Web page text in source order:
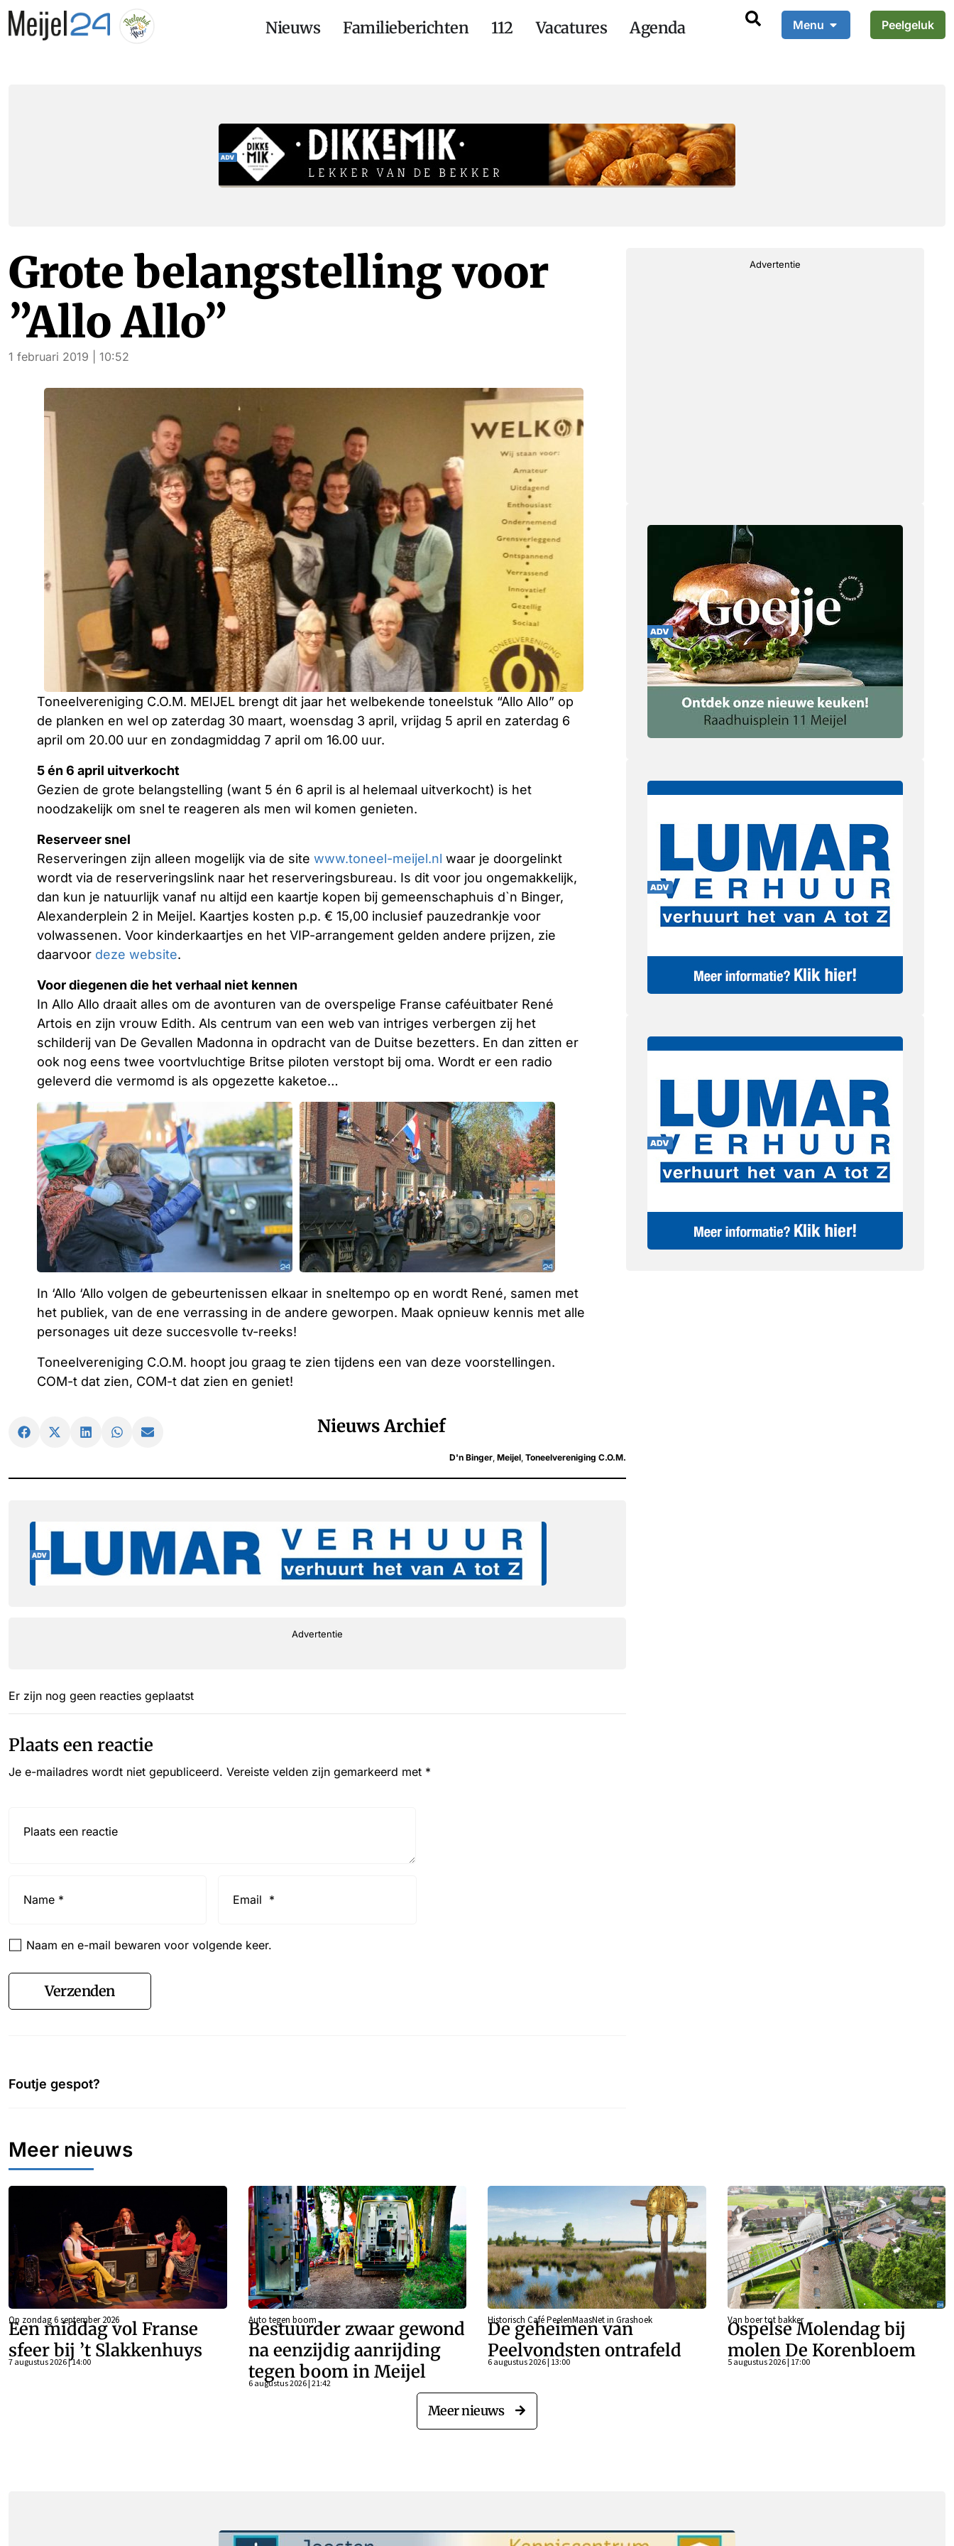
Nieuws Familieberichten 112 Vacatures Agenda Menu Peelgeluk
Grote belangstelling voor
”Allo Allo”
1 februari 2019 | 10:52
Toneelvereniging C.O.M. MEIJEL brengt dit jaar het welbekende toneelstuk “Allo Allo” op
de planken en wel op zaterdag 30 maart, woensdag 3 april, vrijdag 5 april en zaterdag 6
april om 20.00 uur en zondagmiddag 7 april om 16.00 uur.
5 én 6 april uitverkocht
Gezien de grote belangstelling (want 5 én 6 april is al helemaal uitverkocht) is het
noodzakelijk om snel te reageren als men wil komen genieten.
Reserveer snel
Reserveringen zijn alleen mogelijk via de site www.toneel-meijel.nl waar je doorgelinkt
wordt via de reserveringslink naar het reserveringsbureau. Is dit voor jou ongemakkelijk,
dan kun je natuurlijk vanaf nu altijd een kaartje kopen bij gemeenschaphuis d`n Binger,
Alexanderplein 2 in Meijel. Kaartjes kosten p.p. € 15,00 inclusief pauzedrankje voor
volwassenen. Voor kinderkaartjes en het VIP-arrangement gelden andere prijzen, zie
daarvoor deze website.
Voor diegenen die het verhaal niet kennen
In Allo Allo draait alles om de avonturen van de overspelige Franse caféuitbater René
Artois en zijn vrouw Edith. Als centrum van een web van intriges verbergen zij het
schilderij van De Gevallen Madonna in opdracht van de Duitse bezetters. En dan zitten er
ook nog eens twee voortvluchtige Britse piloten verstopt bij oma. Wordt er een radio
geleverd die vermomd is als opgezette kaketoe…
In ‘Allo ‘Allo volgen de gebeurtenissen elkaar in sneltempo op en wordt René, samen met
het publiek, van de ene verrassing in de andere geworpen. Maak opnieuw kennis met alle
personages uit deze succesvolle tv-reeks!
Toneelvereniging C.O.M. hoopt jou graag te zien tijdens een van deze voorstellingen.
COM-t dat zien, COM-t dat zien en geniet!
Nieuws Archief
D'n Binger Meijel Toneelvereniging C.O.M.
Advertentie
Er zijn nog geen reacties geplaatst
Plaats een reactie
Je e-mailadres wordt niet gepubliceerd. Vereiste velden zijn gemarkeerd met *
Naam en e-mail bewaren voor volgende keer.
Verzenden
Advertentie
Foutje gespot?
Meer nieuws
Op zondag 6 september 2026
Een middag vol Franse
sfeer bij ’t Slakkenhuys
7 augustus 2026 | 14:00
Auto tegen boom
Bestuurder zwaar gewond
na eenzijdig aanrijding
tegen boom in Meijel
6 augustus 2026 | 21:42
Historisch Café PeelenMaasNet in Grashoek
De geheimen van
Peelvondsten ontrafeld
6 augustus 2026 | 13:00
Van boer tot bakker
Ospelse Molendag bij
molen De Korenbloem
5 augustus 2026 | 17:00
Meer nieuws